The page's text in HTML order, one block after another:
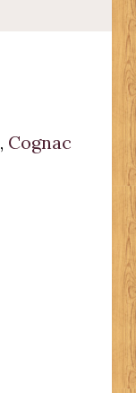
, Cognac